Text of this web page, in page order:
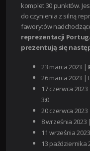
komplet 30 punktów.
do czynienia z silną
faworytów
reprezentacji
prezentują się
23 marca 2023 |
26 marca 2023 |
17 czerwca 2023
3:0
20 czerwca
8 września 2023
11 września
13 października